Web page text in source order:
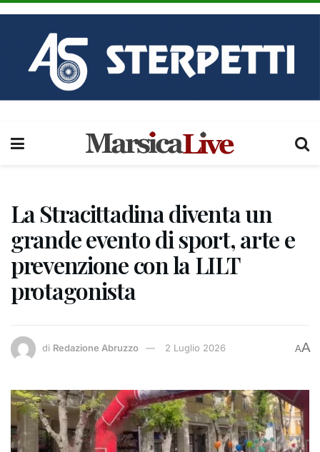
La Stracittadina diventa un
grande evento di sport, arte e
prevenzione con la LILT
protagonista
di Redazione Abruzzo 2 Luglio 2026 AA